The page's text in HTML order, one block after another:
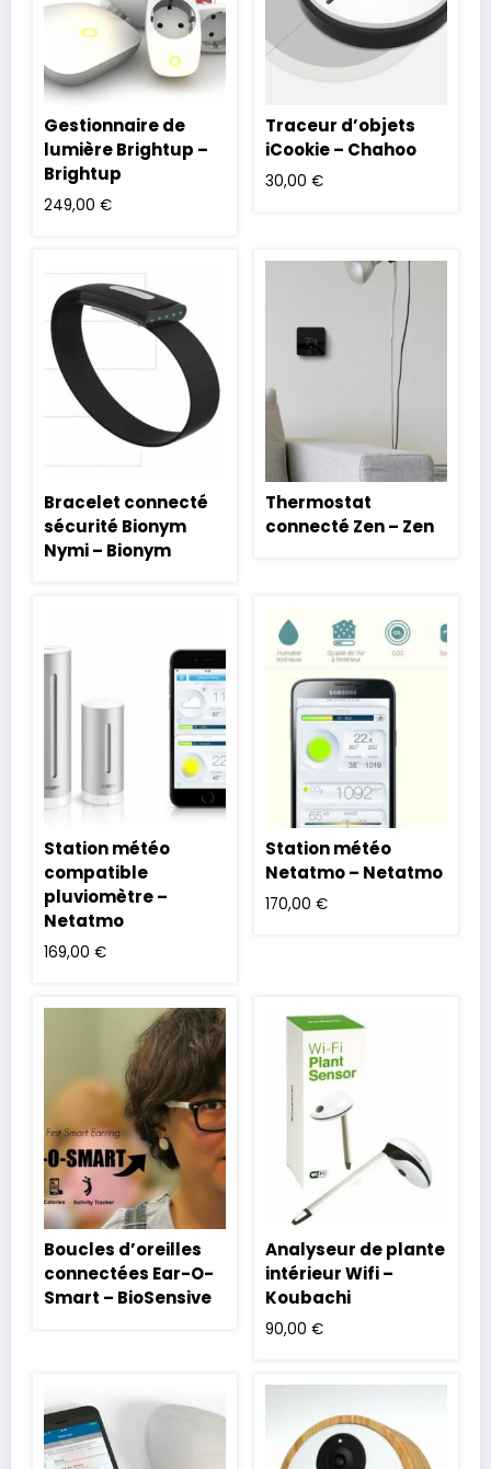
Gestionnaire de
lumière Brightup –
Brightup
249,00 €
Traceur d’objets
iCookie – Chahoo
30,00 €
Bracelet connecté
sécurité Bionym
Nymi – Bionym
Thermostat
connecté Zen – Zen
Station météo
compatible
pluviomètre –
Netatmo
169,00 €
Station météo
Netatmo – Netatmo
170,00 €
Boucles d’oreilles
connectées Ear-O-
Smart – BioSensive
Analyseur de plante
intérieur Wifi –
Koubachi
90,00 €